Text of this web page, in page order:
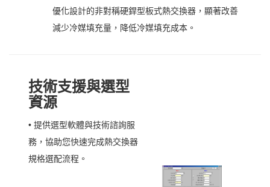
優化設計的非對稱硬銲型板式熱交換器，顯著改善
減少冷媒填充量，降低冷媒填充成本。
技術支援與選型
資源
• 提供選型軟體與技術諮詢服
務，協助您快速完成熱交換器
規格選配流程。